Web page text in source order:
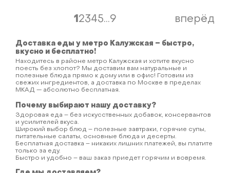
12345...9 вперёд
Доставка еды у метро Калужская – быстро,
вкусно и бесплатно!
Находитесь в районе метро Калужская и хотите вкусно
поесть без хлопот? Мы доставим вам натуральные и
полезные блюда прямо к дому или в офис! Готовим из
свежих ингредиентов, а доставка по Москве в пределах
МКАД — абсолютно бесплатная.
Почему выбирают нашу доставку?
Здоровая еда – без искусственных добавок, консервантов
и усилителей вкуса.
Широкий выбор блюд – полезные завтраки, горячие супы,
питательные салаты, основные блюда и десерты.
Бесплатная доставка – никаких лишних платежей, вы платите
только за еду.
Быстро и удобно – ваш заказ приедет горячим и вовремя.